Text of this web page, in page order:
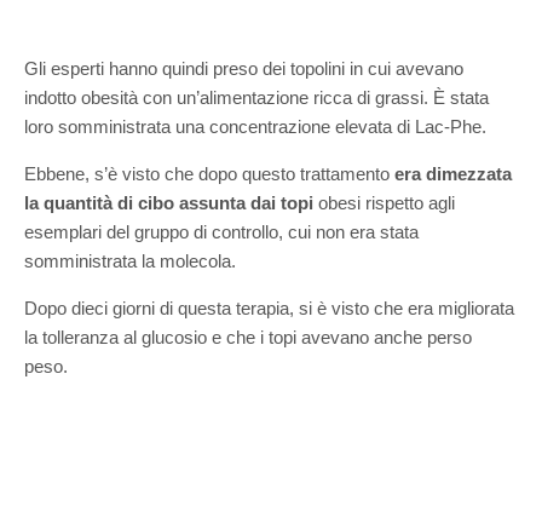
Gli esperti hanno quindi preso dei topolini in cui avevano
indotto obesità con un’alimentazione ricca di grassi. È stata
loro somministrata una concentrazione elevata di Lac-Phe.
Ebbene, s’è visto che dopo questo trattamento era dimezzata
la quantità di cibo assunta dai topi obesi rispetto agli
esemplari del gruppo di controllo, cui non era stata
somministrata la molecola.
Dopo dieci giorni di questa terapia, si è visto che era migliorata
la tolleranza al glucosio e che i topi avevano anche perso
peso.